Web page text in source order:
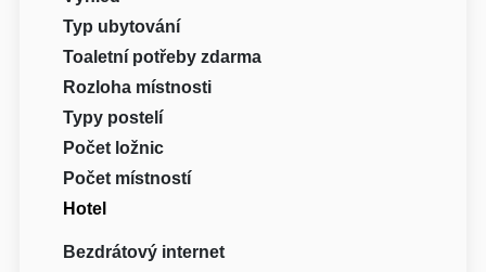
Typ ubytování
Toaletní potřeby zdarma
Rozloha místnosti
Typy postelí
Počet ložnic
Počet místností
Hotel
Bezdrátový internet